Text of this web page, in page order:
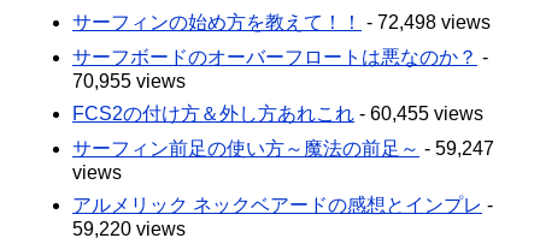
サーフィンの始め方を教えて！！
- 72,498 views
サーフボードのオーバーフロートは悪なのか？ -
70,955 views
FCS2の付け方＆外し方あれこれ - 60,455 views
サーフィン前足の使い方～魔法の前足～ - 59,247
views
アルメリック ネックベアードの感想とインプレ -
59,220 views